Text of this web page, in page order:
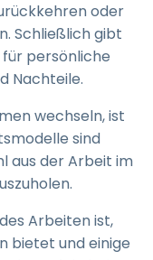
oder
Schließlich gibt
persönliche
Nachteile.
wechseln, ist
sind
aus der Arbeit im
Arbeiten ist,
bietet und einige